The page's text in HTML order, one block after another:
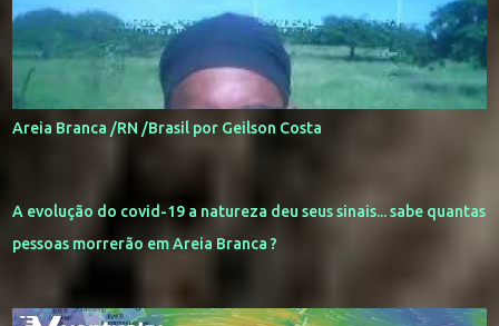
Areia Branca /RN /Brasil por Geilson Costa
A evolução do covid-19 a natureza deu seus sinais... sabe quantas
pessoas morrerão em Areia Branca ?